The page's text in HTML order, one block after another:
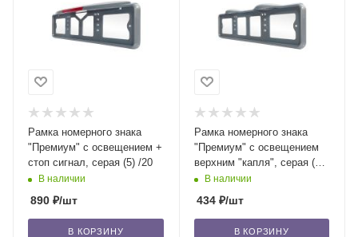
Рамка номерного знака
"Премиум" с освещением +
стоп сигнал, серая (5) /20
В наличии
890 ₽/шт
В КОРЗИНУ
Рамка номерного знака
"Премиум" с освещением
верхним "капля", серая (1)
/25В наличии
434₽/шт
В КОРЗИНУ